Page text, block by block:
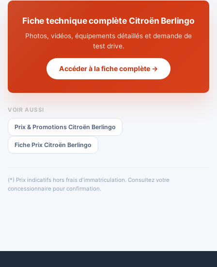
Fiche technique complète Citroën Berlingo
Photos, vidéos, équipements détaillés et demande de
test drive.
Accéder à la fiche complète →
VOIR AUSSI
Prix & Promotions Citroën Berlingo
Fiche Prix Citroën Berlingo
(*) Prix indicatifs hors frais d'immatriculation. Consultez votre
concessionnaire pour confirmation.